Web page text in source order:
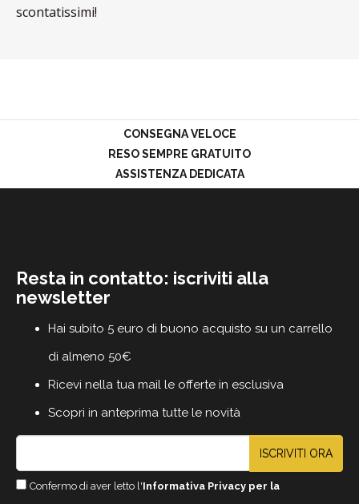
ACCESSORI
BLOG
scontatissimi!
CONSEGNA VELOCE
RESO SEMPRE GRATUITO
ASSISTENZA DEDICATA
Resta in contatto: iscriviti alla
newsletter
Hai subito 5 euro di buono acquisto su un carrello
di almeno 50€
Ricevi nella tua mail le offerte in esclusiva
Scopri in anteprima tutte le novità
ISCRIVITI ORA
Confermo di aver letto l'Informativa Privacy per la